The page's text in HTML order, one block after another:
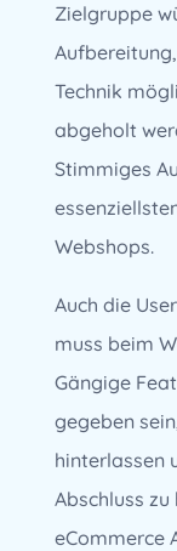
Zielgruppe
Technik
abgeholt
Stimmiges
Webshops.
Auch die
muss beim
Gängige
gegeben
hinterlassen
Abschluss
eCommerce